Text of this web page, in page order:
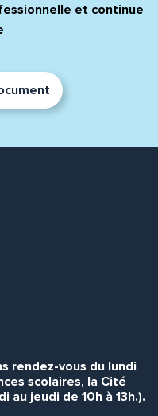
et continue
rendez-vous du lundi
scolaires, la Cité
jeudi de 10h à 13h.).